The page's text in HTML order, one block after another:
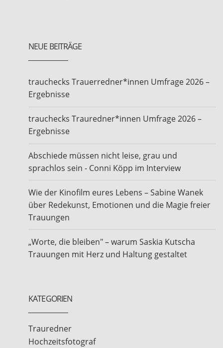
NEUE BEITRÄGE
trauchecks Trauerredner*innen Umfrage 2026 –
Ergebnisse
trauchecks Trauredner*innen Umfrage 2026 –
Ergebnisse
Abschiede müssen nicht leise, grau und
sprachlos sein - Conni Köpp im Interview
Wie der Kinofilm eures Lebens – Sabine Wanek
über Redekunst, Emotionen und die Magie freier
Trauungen
„Worte, die bleiben" – warum Saskia Kutscha
Trauungen mit Herz und Haltung gestaltet
KATEGORIEN
Trauredner
Hochzeitsfotograf